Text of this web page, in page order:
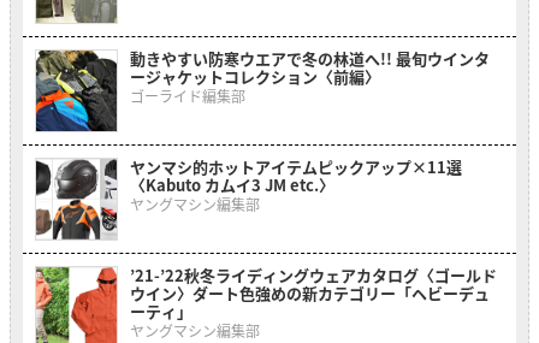
動きやすい防寒ウエアで冬の林道へ!! 最旬ウインタ
ージャケットコレクション〈前編〉
ゴーライド編集部
ヤンマシ的ホットアイテムピックアップ×11選
〈Kabuto カムイ3 JM etc.〉
ヤングマシン編集部
’21-’22秋冬ライディングウェアカタログ〈ゴールド
ウイン〉ダート色強めの新カテゴリー「ヘビーデュ
ーティ」
ヤングマシン編集部